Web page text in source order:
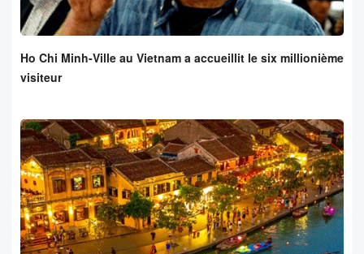
Ho Chi Minh-Ville au Vietnam a accueillit le six millionième
visiteur